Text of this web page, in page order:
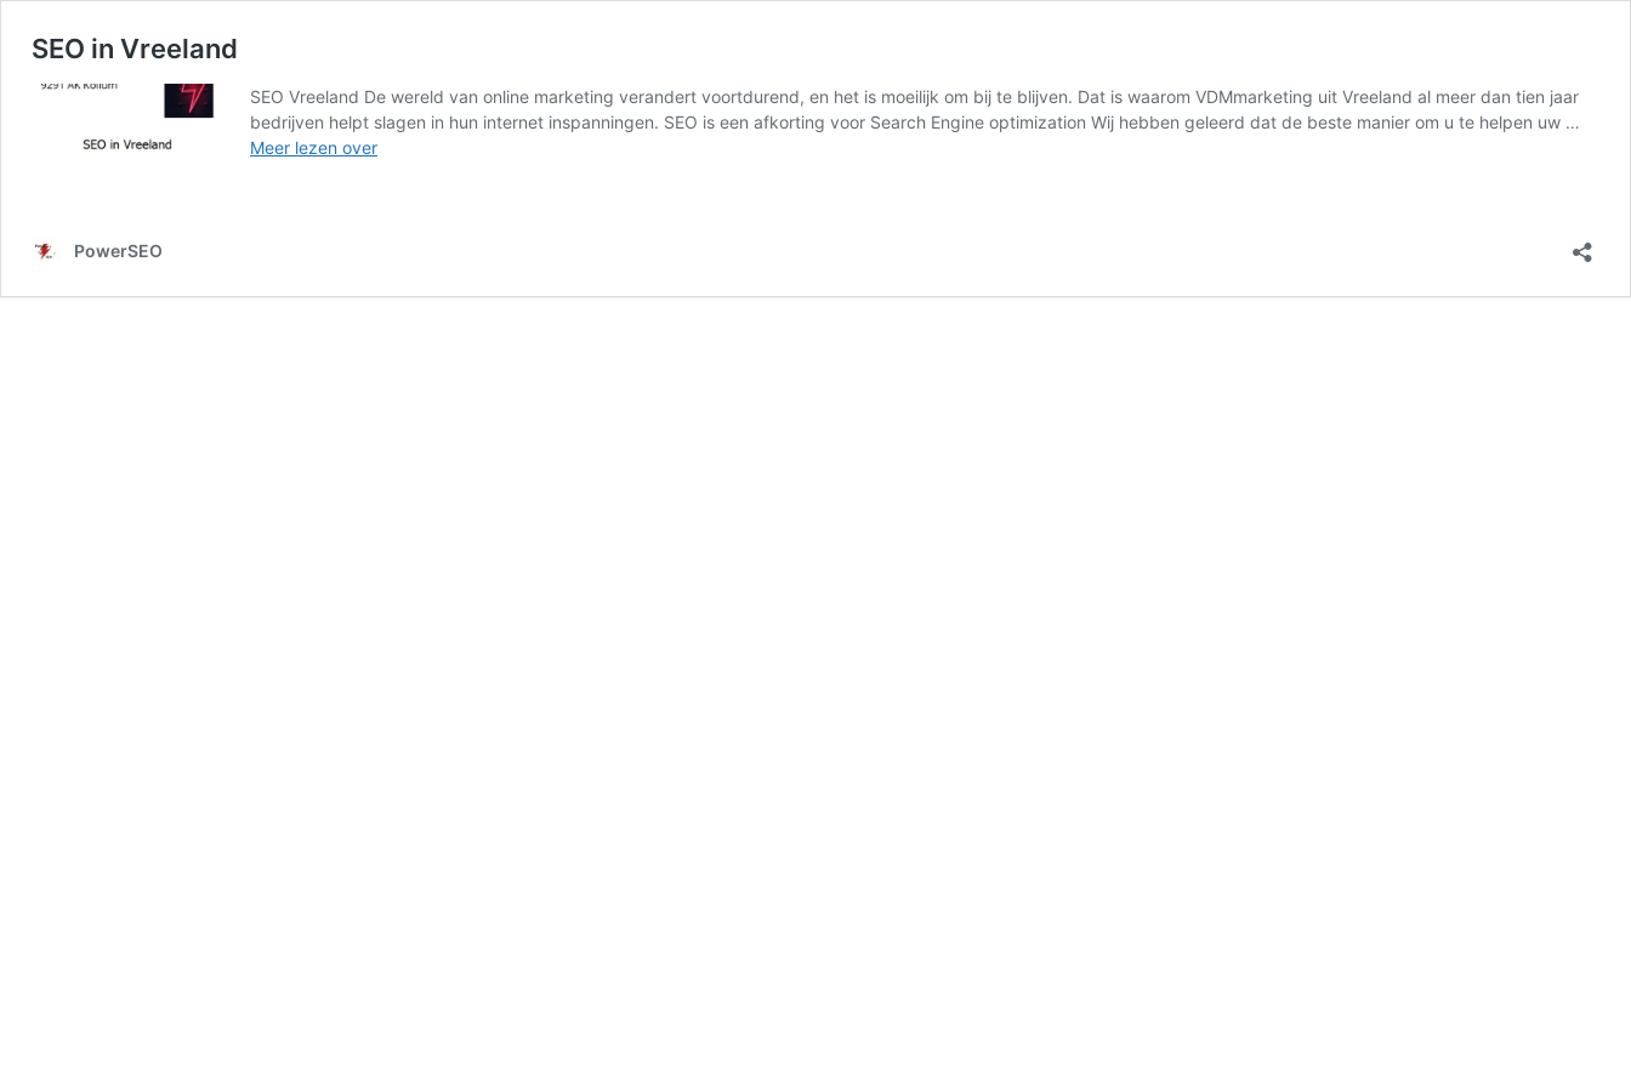
SEO in Vreeland
SEO Vreeland De wereld van online marketing verandert voortdurend, en het is moeilijk om bij te blijven. Dat is waarom VDMmarketing uit Vreeland al meer dan tien jaar
bedrijven helpt slagen in hun internet inspanningen. SEO is een afkorting voor Search Engine optimization Wij hebben geleerd dat de beste manier om u te helpen uw …
Meer lezen overSEO
PowerSEO